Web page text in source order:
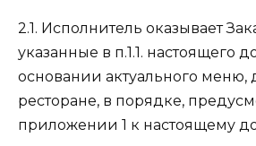
2.1. Исполнитель оказывает
указанные в п.1.1. настоящего
основании актуального меню,
ресторане, в порядке,
приложении 1 к настоящему